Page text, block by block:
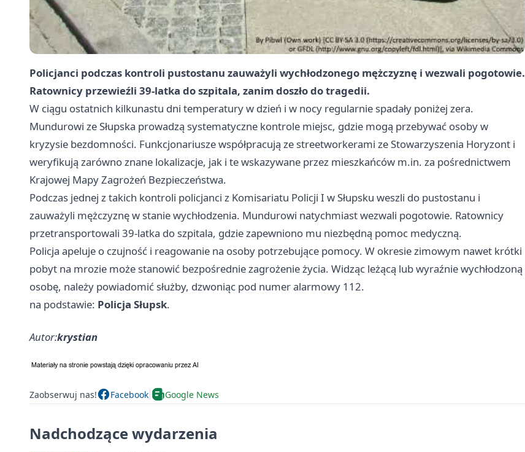
Policjanci podczas kontroli pustostanu zauważyli wychłodzonego mężczyznę i wezwali pogotowie.
Ratownicy przewieźli 39-latka do szpitala, zanim doszło do tragedii.
W ciągu ostatnich kilkunastu dni temperatury w dzień i w nocy regularnie spadały poniżej zera.
Mundurowi ze Słupska prowadzą systematyczne kontrole miejsc, gdzie mogą przebywać osoby w
kryzysie bezdomności. Funkcjonariusze współpracują ze streetworkerami ze Stowarzyszenia Horyzont i
weryfikują zarówno znane lokalizacje, jak i te wskazywane przez mieszkańców m.in. za pośrednictwem
Krajowej Mapy Zagrożeń Bezpieczeństwa.
Podczas jednej z takich kontroli policjanci z Komisariatu Policji I w Słupsku weszli do pustostanu i
zauważyli mężczyznę w stanie wychłodzenia. Mundurowi natychmiast wezwali pogotowie. Ratownicy
przetransportowali 39-latka do szpitala, gdzie zapewniono mu niezbędną pomoc medyczną.
Policja apeluje o czujność i reagowanie na osoby potrzebujące pomocy. W okresie zimowym nawet krótki
pobyt na mrozie może stanowić bezpośrednie zagrożenie życia. Widząc leżącą lub wyraźnie wychłodzoną
osobę, należy powiadomić służby, dzwoniąc pod numer alarmowy 112.
na podstawie: Policja Słupsk.
Autor:krystian
Zaobserwuj nas! Facebook Google News
Nadchodzące wydarzenia